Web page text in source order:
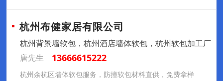
杭州布健家居有限公司
杭州背景墙软包，杭州酒店墙体软包，杭州软包加工厂
唐先生
13666615222
杭州余杭区墙体软包服务，防撞软包材料直供，免费拿样